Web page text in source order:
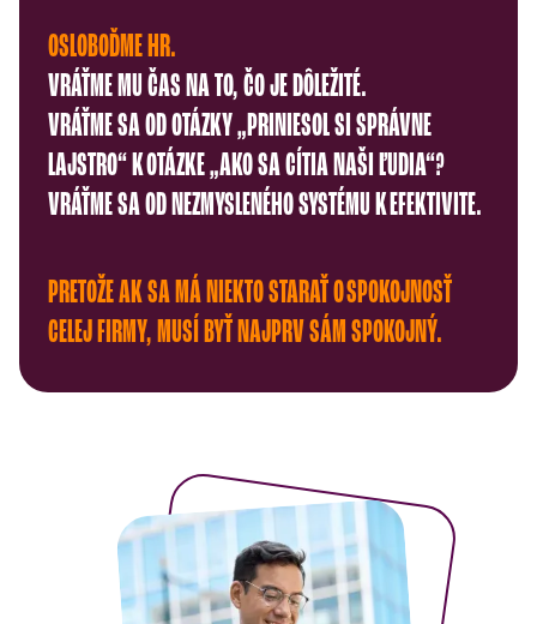
OSLOBOĎME HR.
VRÁŤME MU ČAS NA TO, ČO JE DÔLEŽITÉ.
VRÁŤME SA OD OTÁZKY „PRINIESOL SI SPRÁVNE
LAJSTRO“ K OTÁZKE „AKO SA CÍTIA NAŠI ĽUDIA“?
VRÁŤME SA OD NEZMYSLENÉHO SYSTÉMU K EFEKTIVITE.
PRETOŽE AK SA MÁ NIEKTO STARAŤ O SPOKOJNOSŤ
CELEJ FIRMY, MUSÍ BYŤ NAJPRV SÁM SPOKOJNÝ.